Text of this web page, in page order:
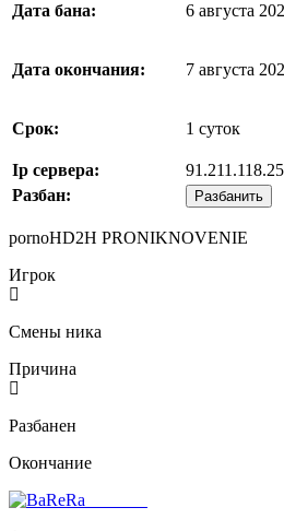
Дата бана: 6 августа
Дата окончания: 7 августа
Срок: 1 суток
Ip сервера:
Разбан:
Разбанить
pornoHD2H PRONIKNOVENIE
Игрок
Смены ника
Причина
Разбанен
Окончание